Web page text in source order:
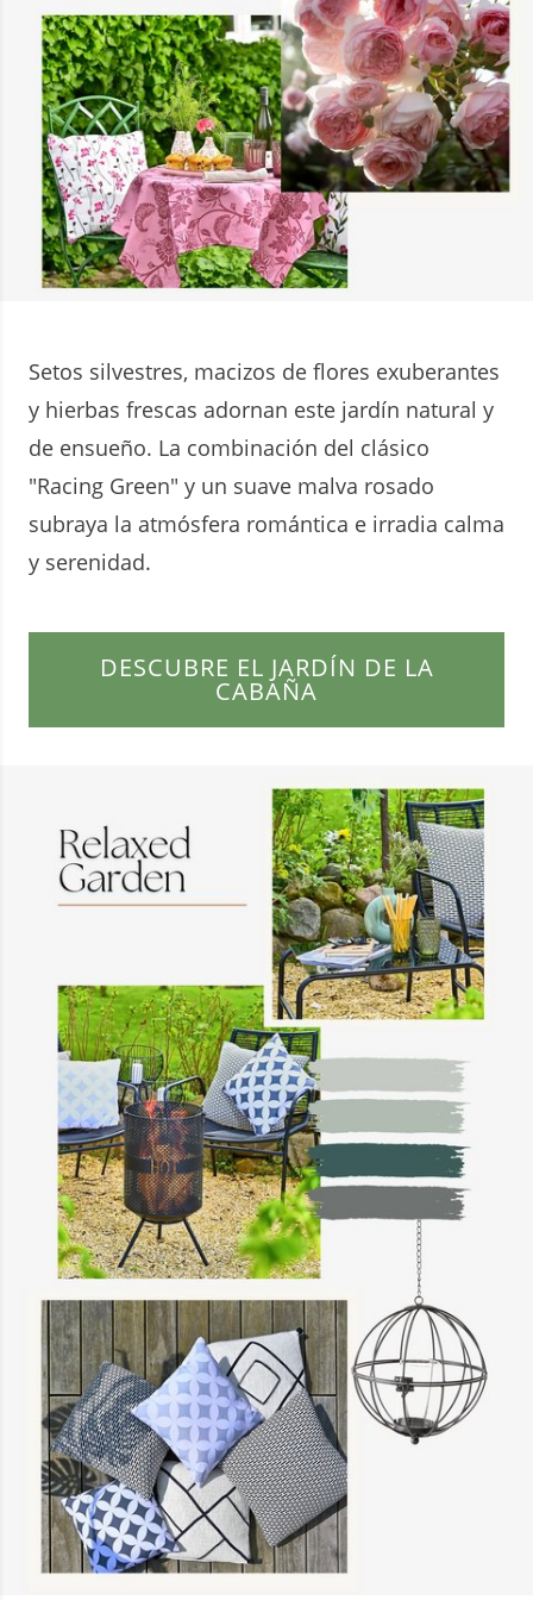
Setos silvestres, macizos de flores exuberantes
y hierbas frescas adornan este jardín natural y
de ensueño. La combinación del clásico
"Racing Green" y un suave malva rosado
subraya la atmósfera romántica e irradia calma
y serenidad.
DESCUBRE EL JARDÍN DE LA
CABAÑA